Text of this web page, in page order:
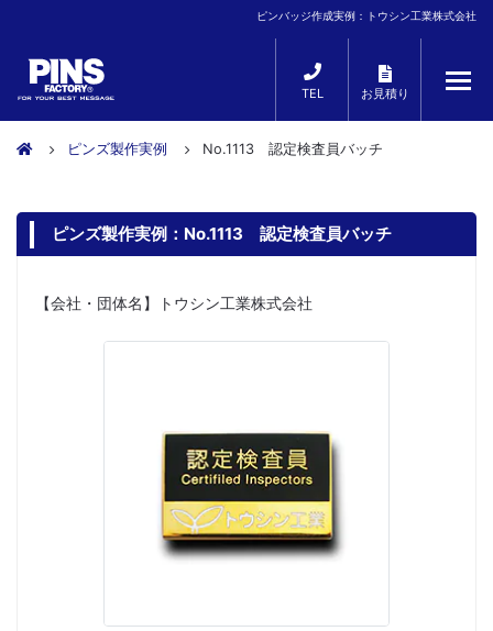
ピンバッジ作成実例：トウシン工業株式会社
TEL お見積り
ピンズ製作実例 No.1113 認定検査員バッチ
ピンズ製作実例：No.1113 認定検査員バッチ
【会社・団体名】トウシン工業株式会社